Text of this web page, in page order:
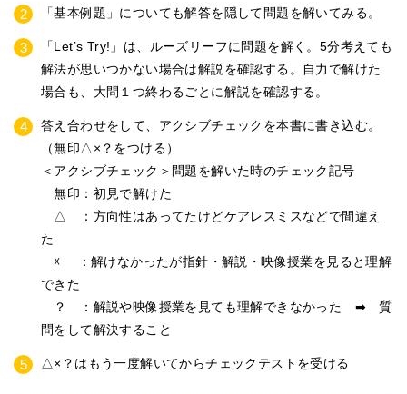
「基本例題」についても解答を隠して問題を解いてみる。
「Let’s Try!」は、ルーズリーフに問題を解く。5分考えても
解法が思いつかない場合は解説を確認する。自力で解けた
場合も、大問１つ終わるごとに解説を確認する。
答え合わせをして、アクシブチェックを本書に書き込む。
（無印△×？をつける）
＜アクシブチェック＞問題を解いた時のチェック記号
無印：初見で解けた
△ ：方向性はあってたけどケアレスミスなどで間違え
た
☓ ：解けなかったが指針・解説・映像授業を見ると理解
できた
？ ：解説や映像授業を見ても理解できなかった ➡ 質
問をして解決すること
△×？はもう一度解いてからチェックテストを受ける